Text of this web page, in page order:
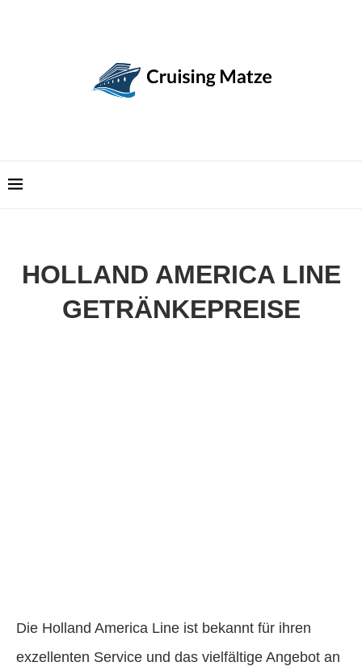
HOLLAND AMERICA LINE
GETRÄNKEPREISE
Die Holland America Line ist bekannt für ihren
exzellenten Service und das vielfältige Angebot an